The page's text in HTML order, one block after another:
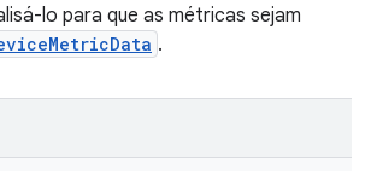
lo para que as métricas sejam
.